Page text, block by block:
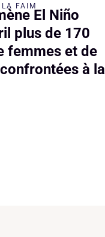
LA FAIM
El Niño
plus de 170
femmes et de
à la